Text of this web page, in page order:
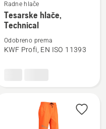
Pogledajte
više
detalja
Radne hlače
Tesarske hlače,
Technical
Odobreno prema
KWF Profi, EN ISO 11393